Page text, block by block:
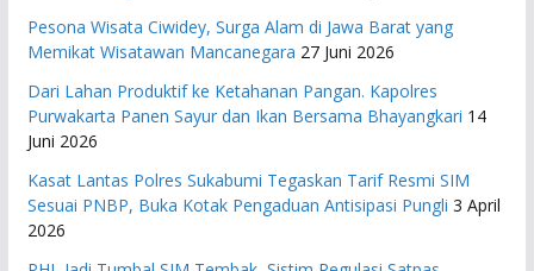
Pesona Wisata Ciwidey, Surga Alam di Jawa Barat yang
Memikat Wisatawan Mancanegara 27 Juni 2026
Dari Lahan Produktif ke Ketahanan Pangan. Kapolres
Purwakarta Panen Sayur dan Ikan Bersama Bhayangkari 14
Juni 2026
Kasat Lantas Polres Sukabumi Tegaskan Tarif Resmi SIM
Sesuai PNBP, Buka Kotak Pengaduan Antisipasi Pungli 3 April
2026